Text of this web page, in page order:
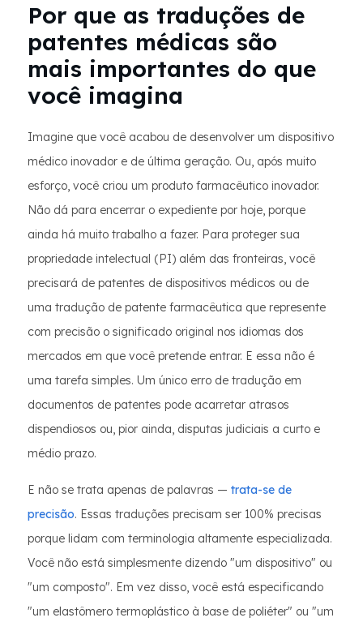
Por que as traduções de
patentes médicas são
mais importantes do que
você imagina
Imagine que você acabou de desenvolver um dispositivo
médico inovador e de última geração. Ou, após muito
esforço, você criou um produto farmacêutico inovador.
Não dá para encerrar o expediente por hoje, porque
ainda há muito trabalho a fazer. Para proteger sua
propriedade intelectual (PI) além das fronteiras, você
precisará de patentes de dispositivos médicos ou de
uma tradução de patente farmacêutica que represente
com precisão o significado original nos idiomas dos
mercados em que você pretende entrar. E essa não é
uma tarefa simples. Um único erro de tradução em
documentos de patentes pode acarretar atrasos
dispendiosos ou, pior ainda, disputas judiciais a curto e
médio prazo.
E não se trata apenas de palavras — trata-se de
precisão. Essas traduções precisam ser 100% precisas
porque lidam com terminologia altamente especializada.
Você não está simplesmente dizendo "um dispositivo" ou
"um composto". Em vez disso, você está especificando
"um elastômero termoplástico à base de poliéter" ou "um